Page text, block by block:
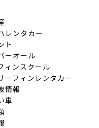
レンタカー
ト
ーオール
ィンスクール
ーフィンレンタカー
情報
車